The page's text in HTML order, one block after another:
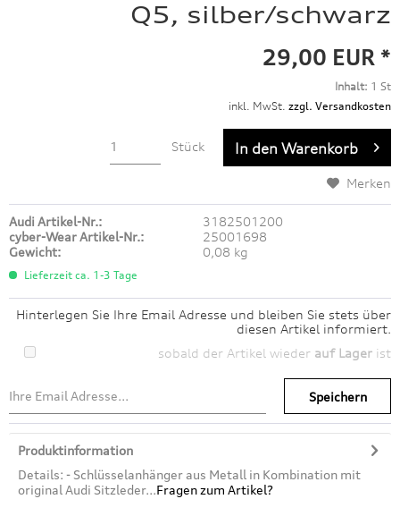
Q5, silber/schwarz
29,00 EUR *
Inhalt: 1 St
inkl. MwSt. zzgl. Versandkosten
Stück In den Warenkorb
Merken
Audi Artikel-Nr.:
3182501200
cyber-Wear Artikel-Nr.:
25001698
Gewicht:
0,08 kg
Lieferzeit ca. 1-3 Tage
Hinterlegen Sie Ihre Email Adresse und bleiben Sie stets über
diesen Artikel informiert.
sobald der Artikel wieder auf Lager ist
Speichern
Produktinformation
Details: - Schlüsselanhänger aus Metall in Kombination mit
original Audi Sitzleder...Fragen zum Artikel?